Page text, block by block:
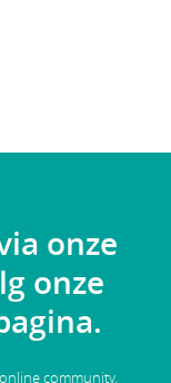
onze
onze
community.